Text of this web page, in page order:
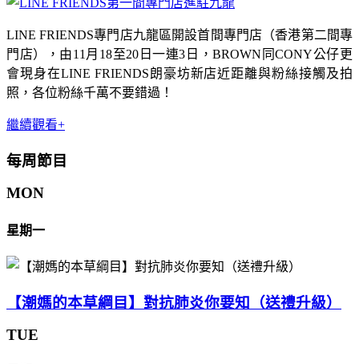
LINE FRIENDS專門店九龍區開設首間專門店（香港第二間專
門店），由11月18至20日一連3日，BROWN同CONY公仔更
會現身在LINE FRIENDS朗豪坊新店近距離與粉絲接觸及拍
照，各位粉絲千萬不要錯過！
繼續觀看+
每周節目
MON
星期一
【潮媽的本草綱目】對抗肺炎你要知（送禮升級）
TUE